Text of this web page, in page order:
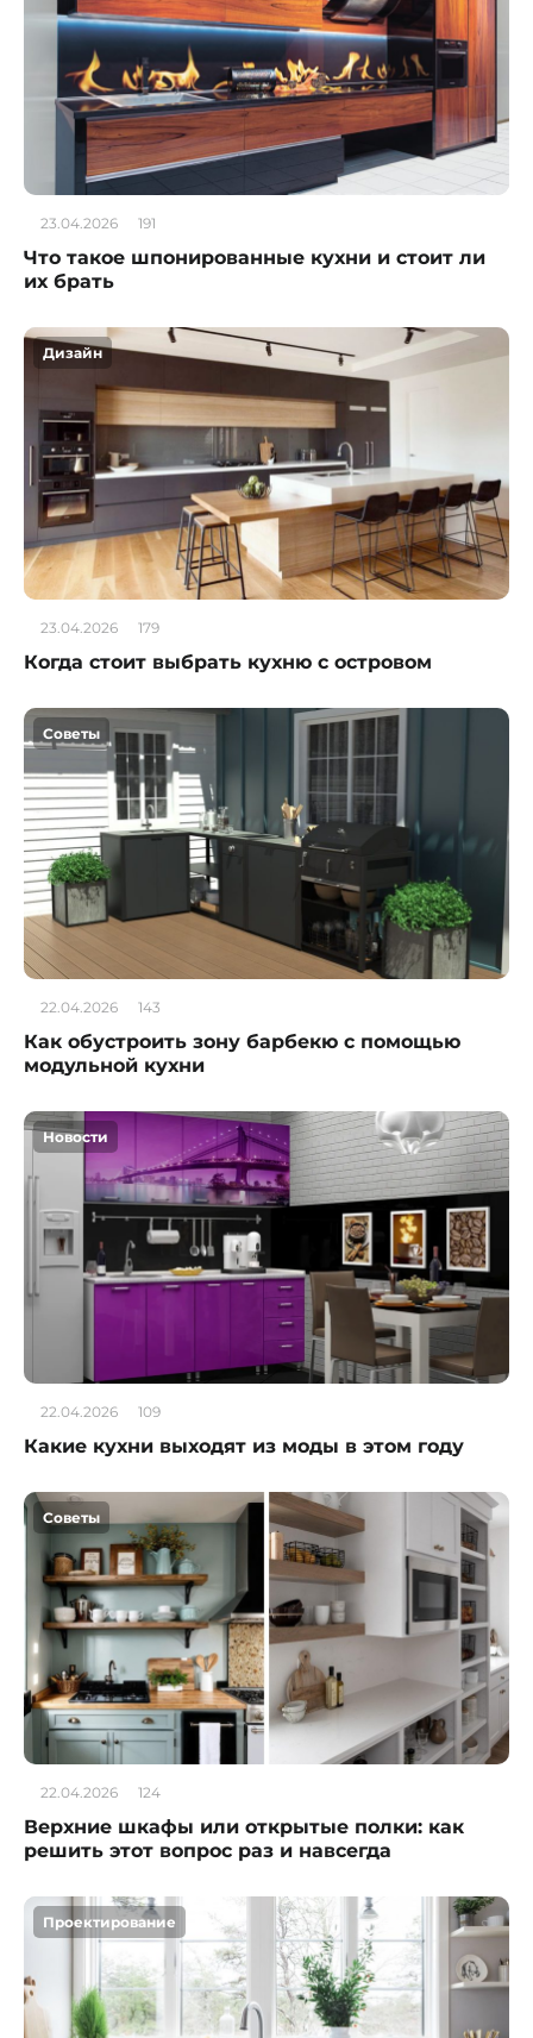
23.04.2026 191
Что такое шпонированные кухни и стоит ли
их брать
Дизайн
23.04.2026 179
Когда стоит выбрать кухню с островом
Советы
22.04.2026 143
Как обустроить зону барбекю с помощью
модульной кухни
Новости
22.04.2026 109
Какие кухни выходят из моды в этом году
Советы
22.04.2026 124
Верхние шкафы или открытые полки: как
решить этот вопрос раз и навсегда
Проектирование